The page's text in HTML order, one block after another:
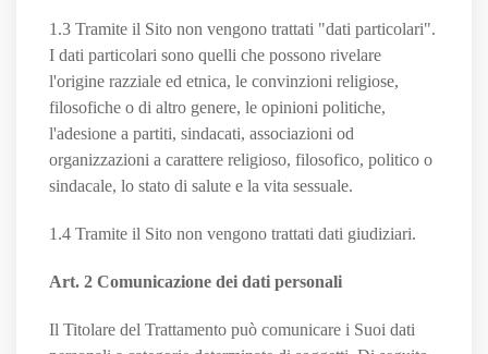
1.3 Tramite il Sito non vengono trattati "dati particolari".
I dati particolari sono quelli che possono rivelare
l'origine razziale ed etnica, le convinzioni religiose,
filosofiche o di altro genere, le opinioni politiche,
l'adesione a partiti, sindacati, associazioni od
organizzazioni a carattere religioso, filosofico, politico o
sindacale, lo stato di salute e la vita sessuale.
1.4 Tramite il Sito non vengono trattati dati giudiziari.
Art. 2 Comunicazione dei dati personali
Il Titolare del Trattamento può comunicare i Suoi dati